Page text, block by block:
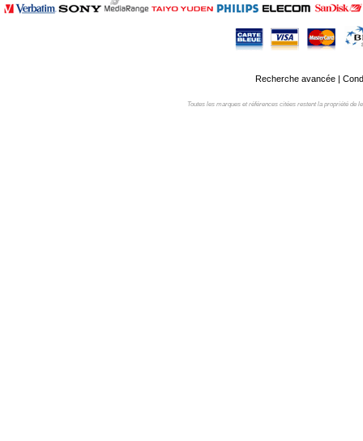
Recherche avancée|
Toutes les marques et références citées restent la propriété de